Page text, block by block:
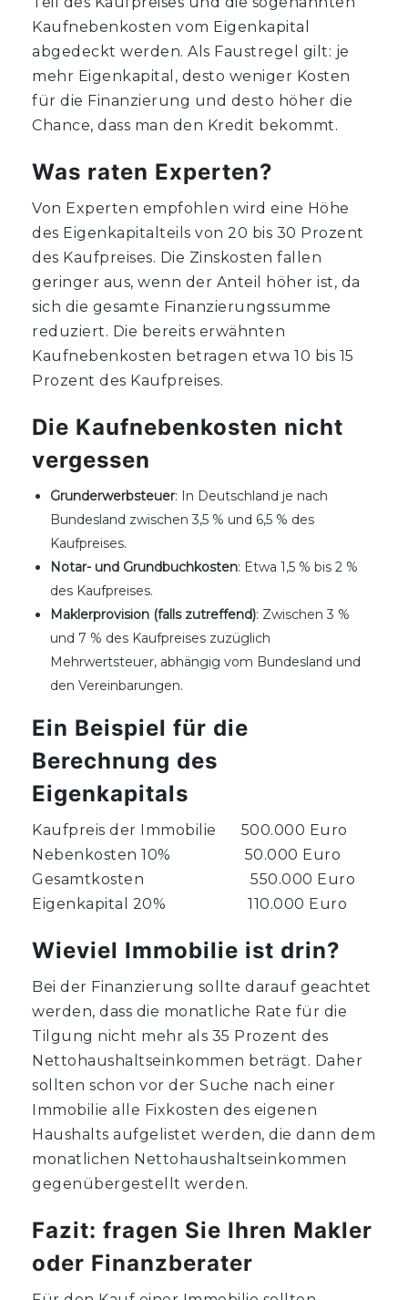
Kaufnebenkosten vom Eigenkapital
abgedeckt werden. Als Faustregel gilt: je
mehr Eigenkapital, desto weniger Kosten
für die Finanzierung und desto höher die
Chance, dass man den Kredit bekommt.
Was raten Experten?
Von Experten empfohlen wird eine Höhe
des Eigenkapitalteils von 20 bis 30 Prozent
des Kaufpreises. Die Zinskosten fallen
geringer aus, wenn der Anteil höher ist, da
sich die gesamte Finanzierungssumme
reduziert. Die bereits erwähnten
Kaufnebenkosten betragen etwa 10 bis 15
Prozent des Kaufpreises.
Die Kaufnebenkosten nicht
vergessen
Grunderwerbsteuer: In Deutschland je nach
Bundesland zwischen 3,5 % und 6,5 % des
Kaufpreises.
Notar- und Grundbuchkosten: Etwa 1,5 % bis 2 %
des Kaufpreises.
Maklerprovision (falls zutreffend): Zwischen 3 %
und 7 % des Kaufpreises zuzüglich
Mehrwertsteuer, abhängig vom Bundesland und
den Vereinbarungen.
Ein Beispiel für die
Berechnung des
Eigenkapitals
Kaufpreis der Immobilie 500.000 Euro
Nebenkosten 10% 50.000 Euro
Gesamtkosten 550.000 Euro
Eigenkapital 20% 110.000 Euro
Wieviel Immobilie ist drin?
Bei der Finanzierung sollte darauf geachtet
werden, dass die monatliche Rate für die
Tilgung nicht mehr als 35 Prozent des
Nettohaushaltseinkommen beträgt. Daher
sollten schon vor der Suche nach einer
Immobilie alle Fixkosten des eigenen
Haushalts aufgelistet werden, die dann dem
monatlichen Nettohaushaltseinkommen
gegenübergestellt werden.
Fazit: fragen Sie Ihren Makler
oder Finanzberater